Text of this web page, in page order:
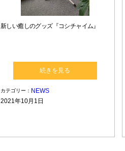
新しい癒しのグッズ『コシチャイム』
続きを見る
カテゴリー： NEWS
2021年10月1日